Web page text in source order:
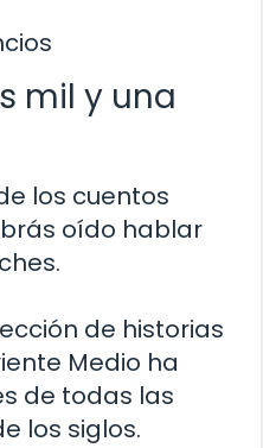
mil y una
los cuentos
oído hablar
de historias
Medio ha
de todas las
los siglos.